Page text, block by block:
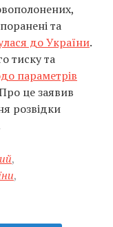
та
до України.
тиску та
параметрів
це заявив
розвідки
,
,